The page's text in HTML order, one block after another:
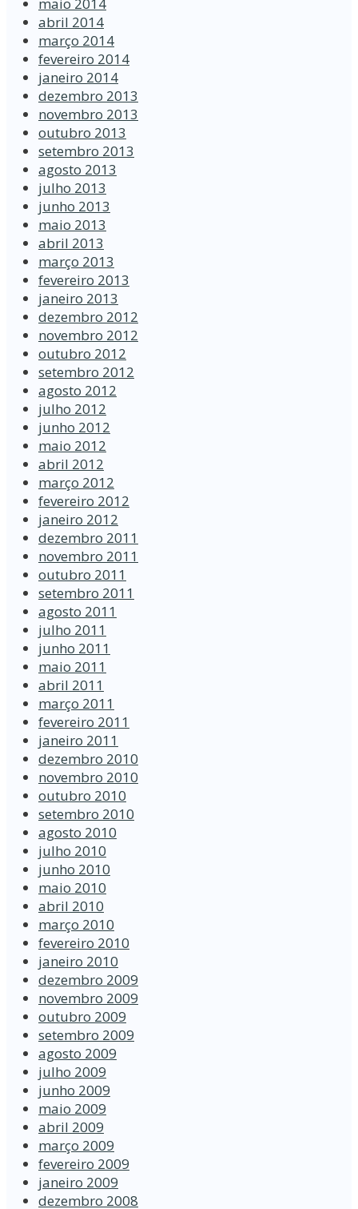
abril 2014
março 2014
fevereiro 2014
janeiro 2014
dezembro 2013
novembro 2013
outubro 2013
setembro 2013
agosto 2013
julho 2013
junho 2013
maio 2013
abril 2013
março 2013
fevereiro 2013
janeiro 2013
dezembro 2012
novembro 2012
outubro 2012
setembro 2012
agosto 2012
julho 2012
junho 2012
maio 2012
abril 2012
março 2012
fevereiro 2012
janeiro 2012
dezembro 2011
novembro 2011
outubro 2011
setembro 2011
agosto 2011
julho 2011
junho 2011
maio 2011
abril 2011
março 2011
fevereiro 2011
janeiro 2011
dezembro 2010
novembro 2010
outubro 2010
setembro 2010
agosto 2010
julho 2010
junho 2010
maio 2010
abril 2010
março 2010
fevereiro 2010
janeiro 2010
dezembro 2009
novembro 2009
outubro 2009
setembro 2009
agosto 2009
julho 2009
junho 2009
maio 2009
abril 2009
março 2009
fevereiro 2009
janeiro 2009
dezembro 2008